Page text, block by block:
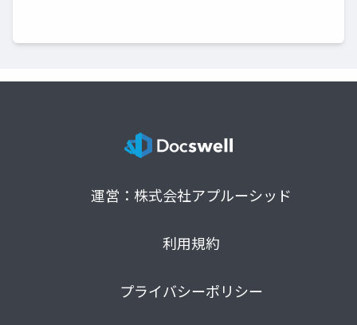
運営：株式会社アプルーシッド
利用規約
プライバシーポリシー